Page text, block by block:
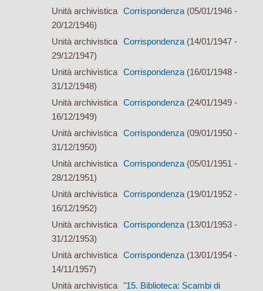
Unità archivistica
Corrispondenza(05/01/1946 -
20/12/1946)
Unità archivistica
Corrispondenza(14/01/1947 -
29/12/1947)
Unità archivistica
Corrispondenza(16/01/1948 -
31/12/1948)
Unità archivistica
Corrispondenza(24/01/1949 -
16/12/1949)
Unità archivistica
Corrispondenza(09/01/1950 -
31/12/1950)
Unità archivistica
Corrispondenza(05/01/1951 -
28/12/1951)
Unità archivistica
Corrispondenza(19/01/1952 -
16/12/1952)
Unità archivistica
Corrispondenza(13/01/1953 -
31/12/1953)
Unità archivistica
Corrispondenza(13/01/1954 -
14/11/1957)
Unità archivistica
"15. Biblioteca: Scambi di